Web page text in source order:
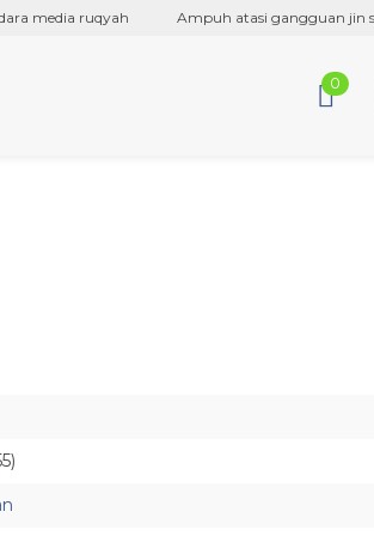
media ruqyah Ampuh atasi gangguan jin sihir
0